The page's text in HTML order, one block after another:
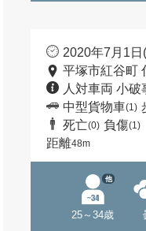
2020年7月1日
平塚市紅谷町
人対車両 小破
中型貨物車(1)
死亡(0) 負傷(1)
距離48m
25～34歳
他